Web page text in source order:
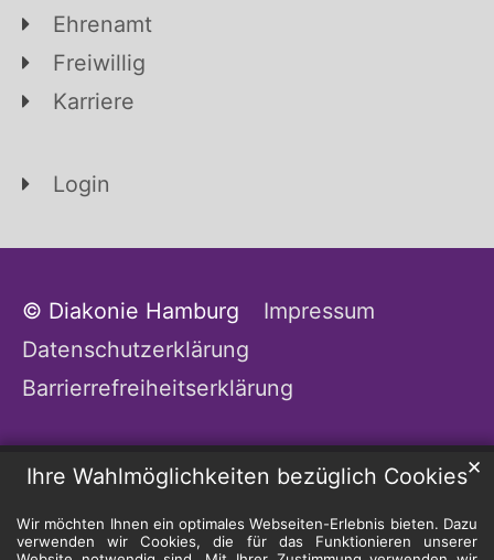
Ihre Wahlmöglichkeiten bezüglich Cookies
Wir möchten Ihnen ein optimales Webseiten-Erlebnis bieten. Dazu
verwenden wir Cookies, die für das Funktionieren unserer
✕
Ehrenamt
Freiwillig
Karriere
Login
© Diakonie Hamburg
Impressum
Datenschutzerklärung
Barrierrefreiheitserklärung